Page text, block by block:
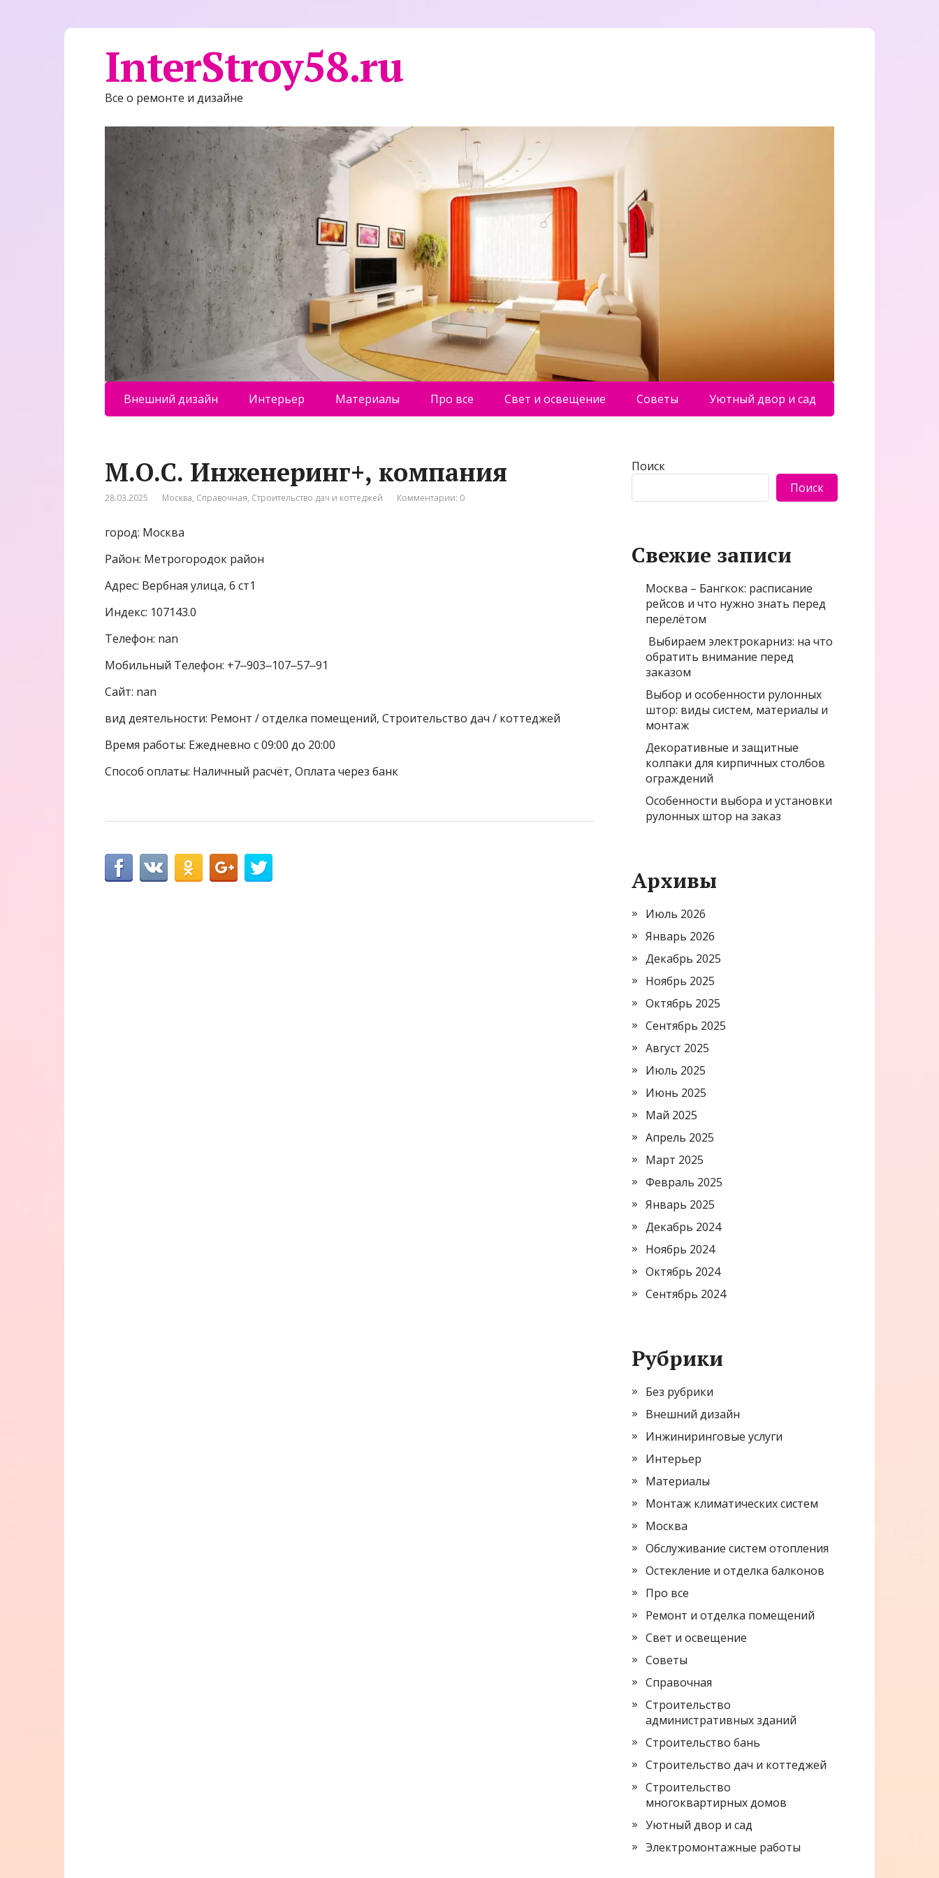
InterStroy58.ru
Все о ремонте и дизайне
Внешний дизайн Интерьер Материалы Про все Свет и освещение Советы Уютный двор и сад
М.О.С. Инженеринг+, компания
28.03.2025 Москва, Справочная, Строительство дач и коттеджей Комментарии: 0
город: Москва
Район: Метрогородок район
Адрес: Вербная улица, 6 ст1
Индекс: 107143.0
Телефон: nan
Мобильный Телефон: +7‒903‒107‒57‒91
Сайт: nan
вид деятельности: Ремонт / отделка помещений, Строительство дач / коттеджей
Время работы: Ежедневно с 09:00 до 20:00
Способ оплаты: Наличный расчёт, Оплата через банк
Поиск
Поиск
Свежие записи
Москва – Бангкок: расписание
рейсов и что нужно знать перед
перелётом
Выбираем электрокарниз: на что
обратить внимание перед
заказом
Выбор и особенности рулонных
штор: виды систем, материалы и
монтаж
Декоративные и защитные
колпаки для кирпичных столбов
ограждений
Особенности выбора и установки
рулонных штор на заказ
Архивы
Июль 2026
Январь 2026
Декабрь 2025
Ноябрь 2025
Октябрь 2025
Сентябрь 2025
Август 2025
Июль 2025
Июнь 2025
Май 2025
Апрель 2025
Март 2025
Февраль 2025
Январь 2025
Декабрь 2024
Ноябрь 2024
Октябрь 2024
Сентябрь 2024
Рубрики
Без рубрики
Внешний дизайн
Инжиниринговые услуги
Интерьер
Материалы
Монтаж климатических систем
Москва
Обслуживание систем отопления
Остекление и отделка балконов
Про все
Ремонт и отделка помещений
Свет и освещение
Советы
Справочная
Строительство
административных зданий
Строительство бань
Строительство дач и коттеджей
Строительство
многоквартирных домов
Уютный двор и сад
Электромонтажные работы